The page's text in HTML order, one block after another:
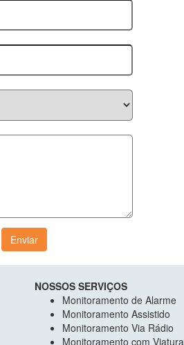
Enviar
NOSSOS SERVIÇOS
Monitoramento de Alarme
Monitoramento Assistido
Monitoramento Via Rádio
Monitoramento com Viatura